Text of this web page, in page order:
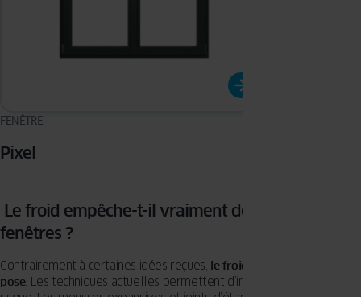
FENÊTRE
Pixel
Le froid empêche-t-il vraiment de poser des
fenêtres ?
Contrairement à certaines idées reçues, le froid n’empêche pas la
pose. Les techniques actuelles permettent d’intervenir en hiver sans